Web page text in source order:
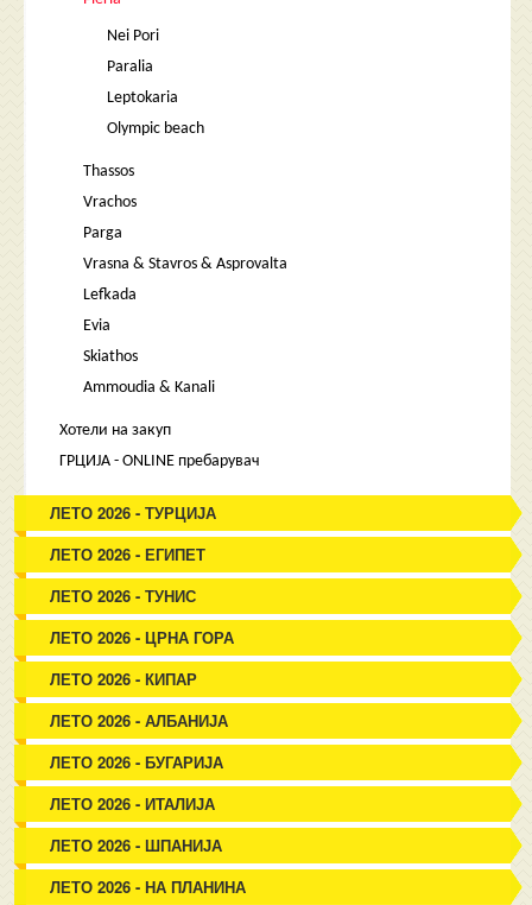
Nei Pori
Paralia
Leptokaria
Olympic beach
Thassos
Vrachos
Parga
Vrasna & Stavros & Asprovalta
Lefkada
Evia
Skiathos
Ammoudia & Kanali
Хотели на закуп
ГРЦИЈА - ONLINE пребарувач
ЛЕТО 2026 - ТУРЦИЈА
ЛЕТО 2026 - ЕГИПЕТ
ЛЕТО 2026 - ТУНИС
ЛЕТО 2026 - ЦРНА ГОРА
ЛЕТО 2026 - КИПАР
ЛЕТО 2026 - АЛБАНИЈА
ЛЕТО 2026 - БУГАРИЈА
ЛЕТО 2026 - ИТАЛИЈА
ЛЕТО 2026 - ШПАНИЈА
ЛЕТО 2026 - НА ПЛАНИНА